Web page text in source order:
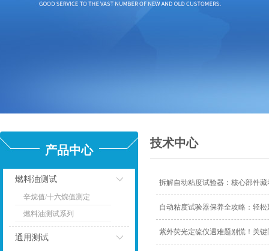
产品中心
燃料油测试
点击
辛烷值/十六烷值测定
燃料油测试系列
通用测试
技术中心
拆解自动粘度试验器：核心部件藏
自动粘度试验器保养全攻略：轻
紫外荧光定硫仪遇难题别慌！关